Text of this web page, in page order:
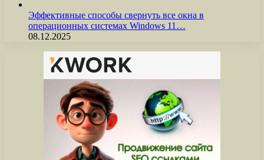
Эффективные способы свернуть все окна в
операционных системах Windows 11…
08.12.2025